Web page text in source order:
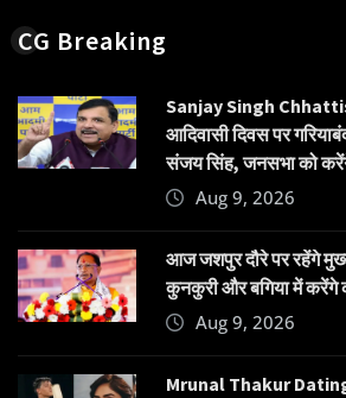
CG Breaking
Sanjay Singh
आदिवासी दिवस पर
संजय सिंह, जनसभा को
Aug 9, 2026
आज जशपुर दौरे पर रहेंगे
कुनकुरी और बगिया में करेंगे
Aug 9, 2026
Mrunal Thakur